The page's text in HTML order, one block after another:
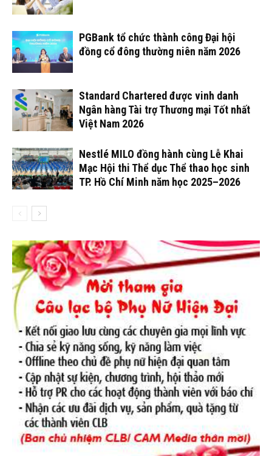
PGBank tổ chức thành công Đại hội
đồng cổ đông thường niên năm 2026
Standard Chartered được vinh danh
Ngân hàng Tài trợ Thương mại Tốt nhất
Việt Nam 2026
Nestlé MILO đồng hành cùng Lễ Khai
Mạc Hội thi Thể dục Thể thao học sinh
TP. Hồ Chí Minh năm học 2025–2026